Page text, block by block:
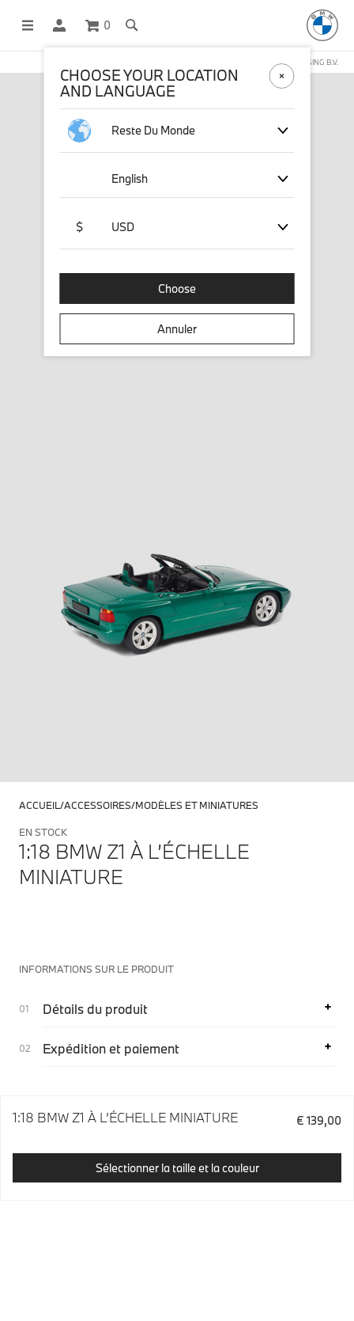
0
BOUTIQUE EN LIGNE GÉRÉE PAR STICHD SPORTSMERCHANDISING B.V.
ACCUEIL ACCESSOIRES MODÈLES ET MINIATURES
EN STOCK
1:18 BMW Z1 À L’ÉCHELLE
MINIATURE
INFORMATIONS SUR LE PRODUIT
Détails du produit
Expédition et paiement
1:18 BMW Z1 À L’ÉCHELLE MINIATURE € 139,00
Sélectionner la taille et la couleur
CHOOSE YOUR LOCATION
AND LANGUAGE
Reste Du Monde
English
$ USD
Choose
Annuler